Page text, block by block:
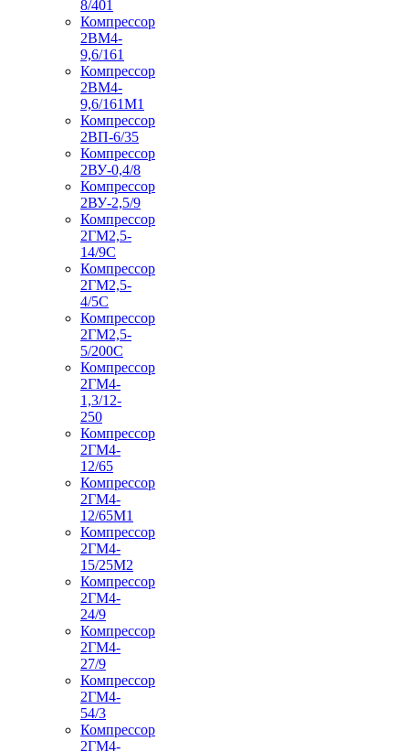
8/401
Компрессор
2ВМ4-
9,6/161
Компрессор
2ВМ4-
9,6/161М1
Компрессор
2ВП-6/35
Компрессор
2ВУ-0,4/8
Компрессор
2ВУ-2,5/9
Компрессор
2ГМ2,5-
14/9С
Компрессор
2ГМ2,5-
4/5С
Компрессор
2ГМ2,5-
5/200С
Компрессор
2ГМ4-
1,3/12-
250
Компрессор
2ГМ4-
12/65
Компрессор
2ГМ4-
12/65М1
Компрессор
2ГМ4-
15/25М2
Компрессор
2ГМ4-
24/9
Компрессор
2ГМ4-
27/9
Компрессор
2ГМ4-
54/3
Компрессор
2ГМ4-